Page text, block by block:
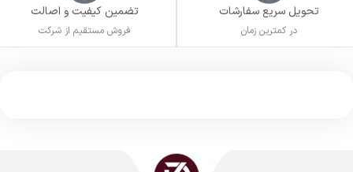
تحویل سریع سفارشات
در کمترین زمان
تضمین کیفیت و اصالت
فروش مستقیم از شرکت